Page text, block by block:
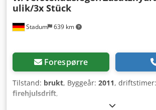
Stadum 639 km
ulik/3x Stück
Forespørre
Tilstand: brukt, Byggeår: 2011, driftstimer:
firehjulsdrift,